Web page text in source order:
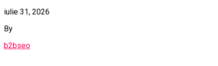
iulie 31, 2026
By
b2bseo